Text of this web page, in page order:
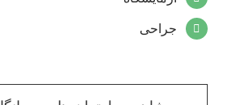
جراحی